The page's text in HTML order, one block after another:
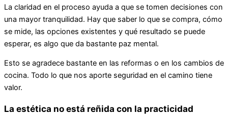
La claridad en el proceso ayuda a que se tomen decisiones con
una mayor tranquilidad. Hay que saber lo que se compra, cómo
se mide, las opciones existentes y qué resultado se puede
esperar, es algo que da bastante paz mental.
Esto se agradece bastante en las reformas o en los cambios de
cocina. Todo lo que nos aporte seguridad en el camino tiene
valor.
La estética no está reñida con la practicidad